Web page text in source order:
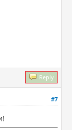
Reply
#7